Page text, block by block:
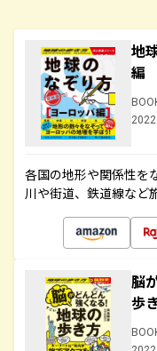
地
編
各国の地形や関係性を
川や街道、鉄道線など
脳
歩